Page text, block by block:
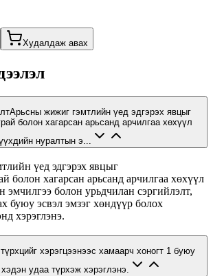
Худалдаж авах
Арьсны жижиг гэмтлийн үед эдгэрэх явцыг
болон хагарсан арьсанд арчилгаа хөхүүл
нуралтын э...
үед эдгэрэх явцыг
болон хагарсан арьсанд арчилгаа хөхүүл
эмчилгээ болон урьдчилан сэргийлэлт,
буюу эсвэл эмзэг хөндүүр болох
хэрэглэнэ.
хэрэгцээнээс хамаарч хоногт 1 буюу
удаа түрхэж хэрэглэнэ.